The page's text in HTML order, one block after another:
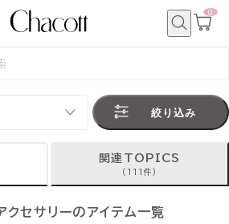
カ
0
絞り込み
関連TOPICS
(111件)
クセサリーのアイテム一覧